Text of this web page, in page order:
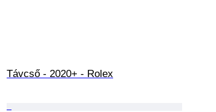
Távcső - 2020+ - Rolex